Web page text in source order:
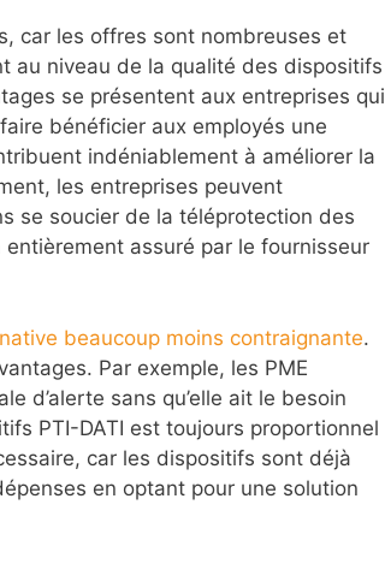
car les offres sont nombreuses et
au niveau de la qualité des dispositifs
se présentent aux entreprises qui
bénéficier aux employés une
indéniablement à améliorer la
les entreprises peuvent
se soucier de la téléprotection des
assuré par le fournisseur
beaucoup moins contraignante.
Par exemple, les PME
d’alerte sans qu’elle ait le besoin
PTI-DATI est toujours proportionnel
car les dispositifs sont déjà
en optant pour une solution